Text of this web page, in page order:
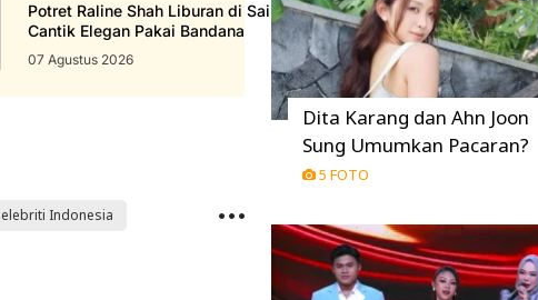
Potret Raline Shah Liburan di Saint Tropez Prancis,
Cantik Elegan Pakai Bandana
07 Agustus 2026 07
Indonesia
Dita Karang dan Ahn Joon
Sung Umumkan Pacaran?
5 FOTO